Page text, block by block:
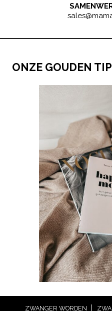
ONZE GOUDEN TIP
ZWANGER WORDEN